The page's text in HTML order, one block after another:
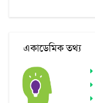
একাডেমিক তথ্য